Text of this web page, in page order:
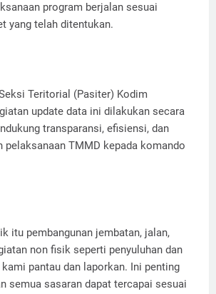
program berjalan sesuai
yang telah ditentukan.
Teritorial (Pasiter) Kodim
update data ini dilakukan secara
transparansi, efisiensi, dan
pelaksanaan TMMD kepada komando
itu pembangunan jembatan, jalan,
non fisik seperti penyuluhan dan
pantau dan laporkan. Ini penting
semua sasaran dapat tercapai sesuai